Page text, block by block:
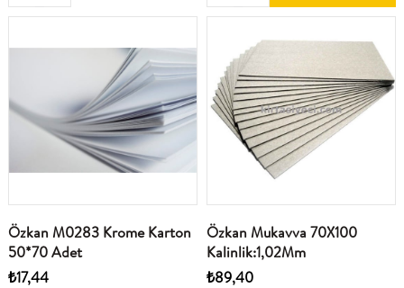
Özkan M0283 Krome Karton
50*70 Adet
₺17,44
Özkan Mukavva 70X100
Kalinlik:1,02Mm
₺89,40